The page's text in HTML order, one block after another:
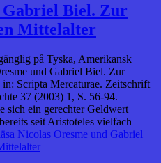
Gabriel Biel. Zur
Mittelalter
på Tyska, Amerikansk
und Gabriel Biel. Zur
Scripta Mercaturae. Zeitschrift
37 (2003) 1, S. 56-94.
sich ein gerechter Geldwert
seit Aristoteles vielfach
Nicolas Oresme und Gabriel